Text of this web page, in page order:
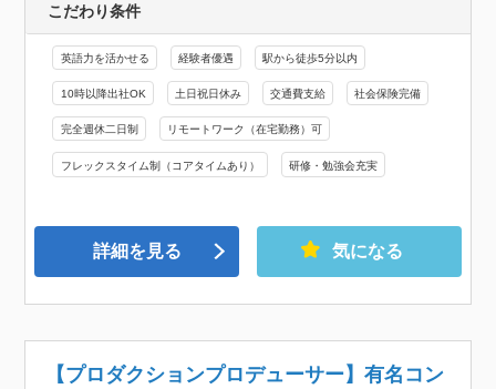
こだわり条件
英語力を活かせる 経験者優遇 駅から徒歩5分以内
10時以降出社OK 土日祝日休み 交通費支給 社会保険完備
完全週休二日制 リモートワーク（在宅勤務）可
フレックスタイム制（コアタイムあり） 研修・勉強会充実
詳細を見る 気になる
【プロダクションプロデューサー】有名コン